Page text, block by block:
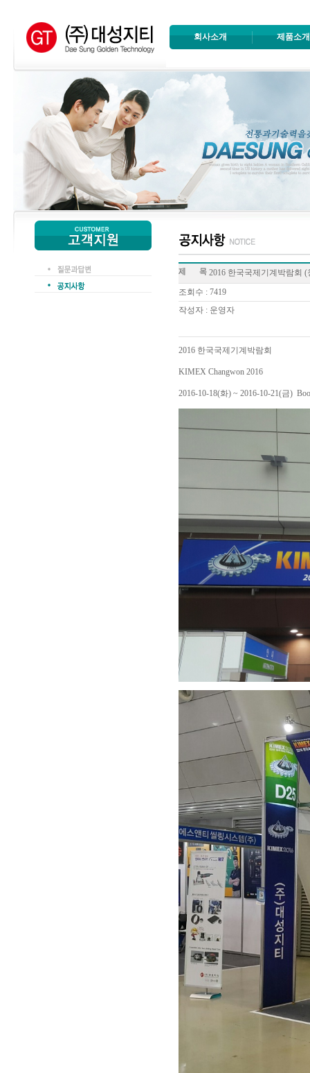
회사소개 제품소개
2016 한국국제기계박람회 (
조회수 : 7419
작성자 : 운영자
2016 한국국제기계박람회
KIMEX Changwon 2016
2016-10-18(화) ~ 2016-10-21(금)